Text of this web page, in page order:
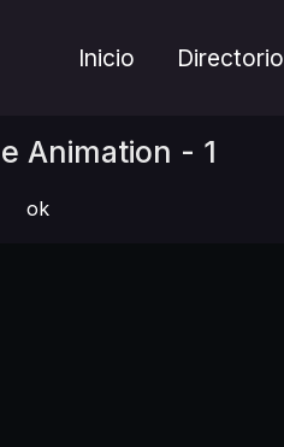
Inicio Directorio
Animation - 1
ok